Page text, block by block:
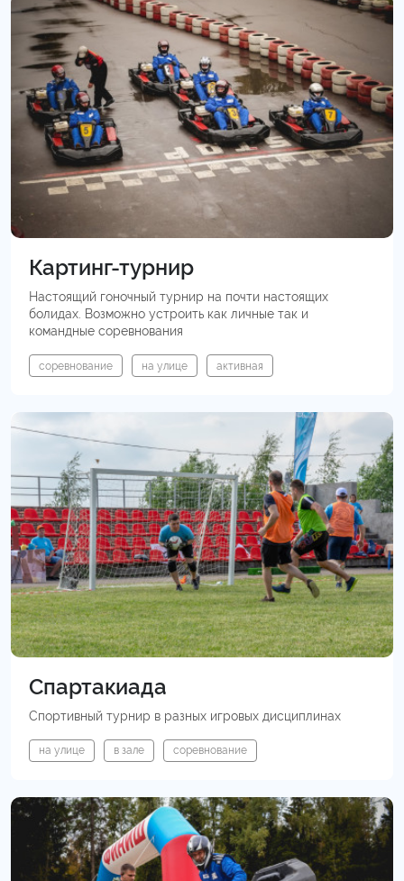
Картинг-турнир
Настоящий гоночный турнир на почти настоящих
болидах. Возможно устроить как личные так и
командные соревнования
соревнование на улице активная
Спартакиада
Спортивный турнир в разных игровых дисциплинах
на улице в зале соревнование